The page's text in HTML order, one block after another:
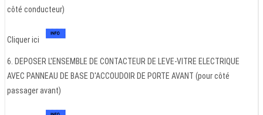
côté conducteur)
Cliquer ici
6. DEPOSER L'ENSEMBLE DE CONTACTEUR DE LEVE-VITRE ELECTRIQUE
AVEC PANNEAU DE BASE D'ACCOUDOIR DE PORTE AVANT (pour côté
passager avant)